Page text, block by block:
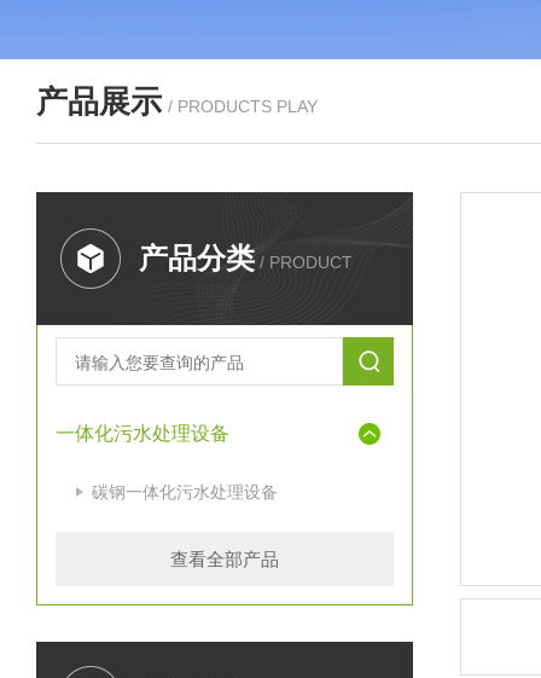
产品展示 / PRODUCTS PLAY
产品分类 / PRODUCT
一体化污水处理设备
碳钢一体化污水处理设备
查看全部产品